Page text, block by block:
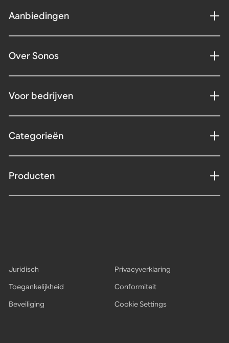
Aanbiedingen
Over Sonos
Voor bedrijven
Categorieën
Producten
Juridisch
Privacyverklaring
Toegankelijkheid
Conformiteit
Beveiliging
Cookie Settings